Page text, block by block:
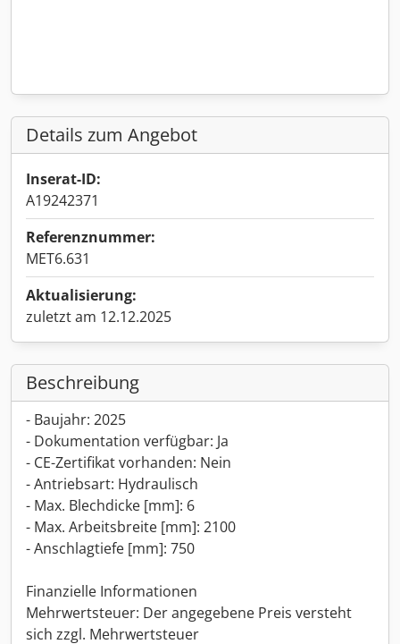
Details zum Angebot
Inserat-ID:
A19242371
Referenznummer:
MET6.631
Aktualisierung:
zuletzt am 12.12.2025
Beschreibung
- Baujahr: 2025
- Dokumentation verfügbar: Ja
- CE-Zertifikat vorhanden: Nein
- Antriebsart: Hydraulisch
- Max. Blechdicke [mm]: 6
- Max. Arbeitsbreite [mm]: 2100
- Anschlagtiefe [mm]: 750
Finanzielle Informationen
Mehrwertsteuer: Der angegebene Preis versteht
sich zzgl. Mehrwertsteuer